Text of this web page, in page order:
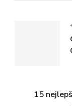
15